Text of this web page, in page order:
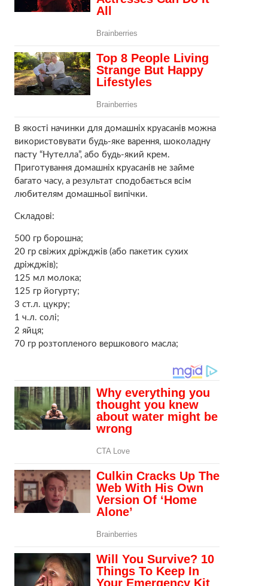
В якості начинки для домашніх круасанів можна
використовувати будь-яке варення, шоколадну
пасту “Нутелла”, або будь-який крем.
Приготування домашніх круасанів не займе
багато часу, а результат сподобається всім
любителям домашньої випічки.
Складові:
500 гр борошна;
20 гр свіжих дріжджів (або пакетик сухих
дріжджів);
125 мл молока;
125 гр йогурту;
3 ст.л. цукру;
1 ч.л. солі;
2 яйця;
70 гр розтопленого вершкового масла;